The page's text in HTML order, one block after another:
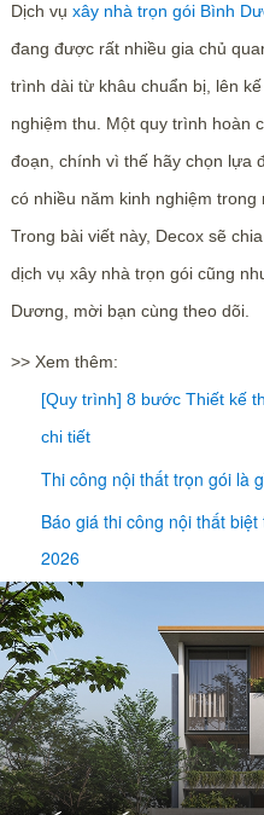
Dịch vụ xây nhà trọn gói Bình
đang được rất nhiều gia chủ
trình dài từ khâu chuẩn bị, lên
nghiệm thu. Một quy trình hoàn
đoạn, chính vì thế hãy chọn lựa
có nhiều năm kinh nghiệm
Trong bài viết này, Decox sẽ
dịch vụ xây nhà trọn gói cũng
Dương, mời bạn cùng theo dõi.
>> Xem thêm:
[Quy trình] 8 bước Thiết kế
chi tiết
Thi công nội thất trọn gói là
Báo giá thi công nội thất
2026